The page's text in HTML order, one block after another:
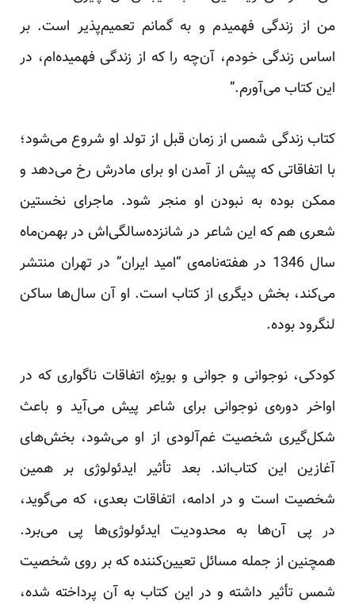
من از زندگی فهمیدم و به گمانم تعمیم‌پذیر است. بر
اساس زندگی خودم، آن‌چه را که از زندگی فهمیده‌ام، در
این کتاب می‌آورم.”
کتاب زندگی شمس از زمان قبل از تولد او شروع می‌شود؛
با اتفاقاتی که پیش از آمدن او برای مادرش رخ می‌دهد و
ممکن بوده به نبودن او منجر شود. ماجرای نخستین
شعری هم که این شاعر در شانزده‌سالگی‌اش در بهمن‌ماه
سال 1346 در هفته‌نامه‌ی “امید ایران” در تهران منتشر
می‌کند، بخش دیگری از کتاب است. او آن سال‌ها ساکن
لنگرود بوده.
کودکی، نوجوانی و جوانی و بویژه اتفاقات ناگواری که در
اواخر دوره‌ی نوجوانی برای شاعر پیش می‌آید و باعث
شکل‌گیری شخصیت غم‌آلودی از او می‌شود، بخش‌های
آغازین این کتاب‌اند. بعد تأثیر ایدئولوژی بر همین
شخصیت است و در ادامه، اتفاقات بعدی، که می‌گوید،
در پی آن‌ها به محدودیت ایدئولوژی‌ها پی می‌برد.
همچنین از جمله مسائل تعیین‌کننده که بر روی شخصیت
شمس تأثیر داشته و در این کتاب به آن پرداخته شده،